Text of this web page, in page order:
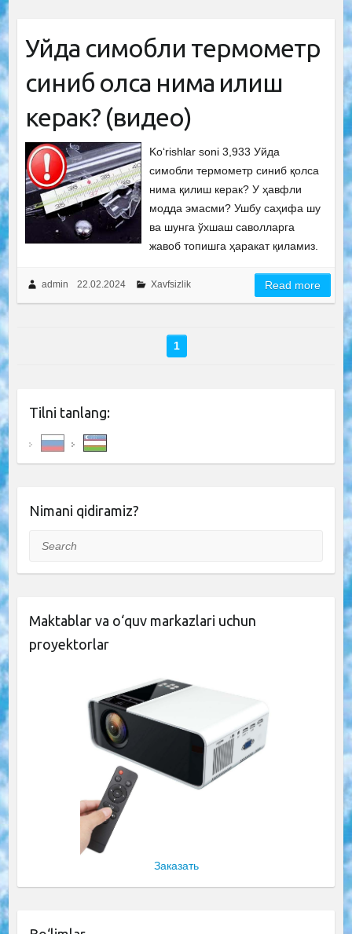
Уйда симобли термометр
синиб қолса нима қилиш
керак? (видео)
Ko‘rishlar soni 3,933 Уйда
симобли термометр синиб қолса
нима қилиш керак? У ҳавфли
модда эмасми? Ушбу саҳифа шу
ва шунга ўхшаш саволларга
жавоб топишга ҳаракат қиламиз.
admin 22.02.2024 Xavfsizlik Read more
1
Tilni tanlang:
Nimani qidiramiz?
Search
Maktablar va o‘quv markazlari uchun
proyektorlar
Заказать